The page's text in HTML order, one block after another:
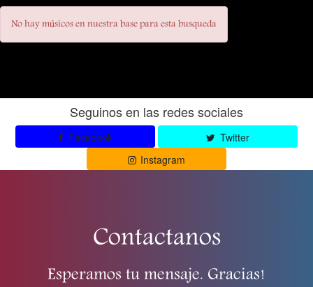
No hay músicos en nuestra base para esta busqueda
Seguinos en las redes sociales
Facebook
Twitter
Instagram
Contactanos
Esperamos tu mensaje. Gracias!